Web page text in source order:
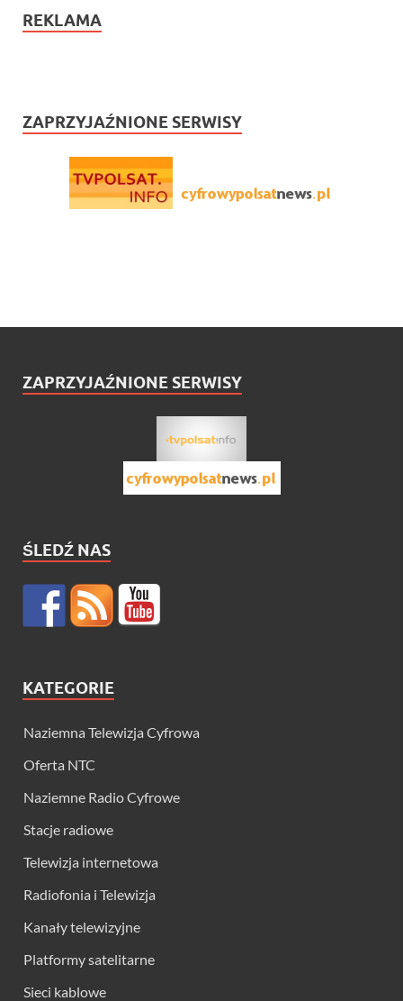
REKLAMA
ZAPRZYJAŹNIONE SERWISY
ZAPRZYJAŹNIONE SERWISY
ŚLEDŹ NAS
KATEGORIE
Naziemna Telewizja Cyfrowa
Oferta NTC
Naziemne Radio Cyfrowe
Stacje radiowe
Telewizja internetowa
Radiofonia i Telewizja
Kanały telewizyjne
Platformy satelitarne
Sieci kablowe